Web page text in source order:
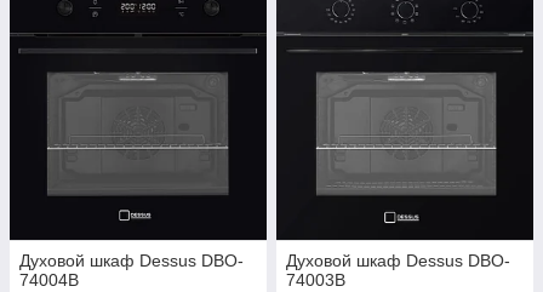
Духовой шкаф Dessus DBO-
74004B
Духовой шкаф Dessus DBO-
74003B